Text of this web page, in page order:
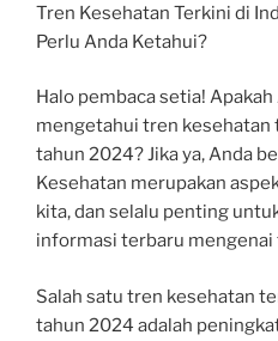
Tren Kesehatan Terkini di
Perlu Anda Ketahui?
Halo pembaca setia!
mengetahui tren
tahun 2024? Jika ya, Anda
Kesehatan merupakan
kita, dan selalu penting
informasi terbaru mengenai
Salah satu tren kesehatan
tahun 2024 adalah